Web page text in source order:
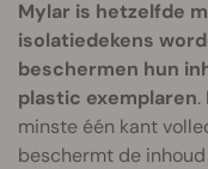
Mylar is hetzelfde
isolatiedekens
beschermen hun
plastic exemplaren.
minste één kant
beschermt de